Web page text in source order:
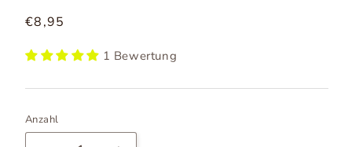
Normaler
€8,95
1 Bewertung
Anzahl